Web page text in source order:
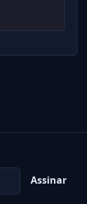
Assinar